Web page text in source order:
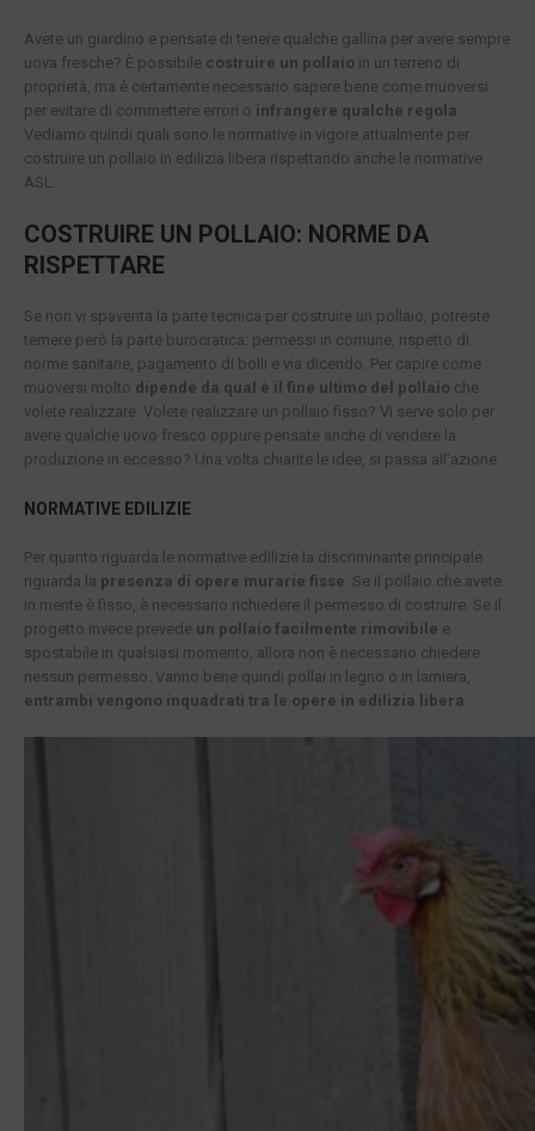
Avete un giardino e pensate di tenere qualche gallina per avere sempre
uova fresche? È possibile costruire un pollaio in un terreno di
proprietà, ma è certamente necessario sapere bene come muoversi
per evitare di commettere errori o infrangere qualche regola.
Vediamo quindi quali sono le normative in vigore attualmente per
costruire un pollaio in edilizia libera rispettando anche le normative
ASL.
COSTRUIRE UN POLLAIO: NORME DA
RISPETTARE
Se non vi spaventa la parte tecnica per costruire un pollaio, potreste
temere però la parte burocratica: permessi in comune, rispetto di
norme sanitarie, pagamento di bolli e via dicendo. Per capire come
muoversi molto dipende da qual è il fine ultimo del pollaio che
volete realizzare. Volete realizzare un pollaio fisso? Vi serve solo per
avere qualche uovo fresco oppure pensate anche di vendere la
produzione in eccesso? Una volta chiarite le idee, si passa all’azione.
NORMATIVE EDILIZIE
Per quanto riguarda le normative edilizie la discriminante principale
riguarda la presenza di opere murarie fisse. Se il pollaio che avete
in mente è fisso, è necessario richiedere il permesso di costruire. Se il
progetto invece prevede un pollaio facilmente rimovibile e
spostabile in qualsiasi momento, allora non è necessario chiedere
nessun permesso. Vanno bene quindi pollai in legno o in lamiera,
entrambi vengono inquadrati tra le opere in edilizia libera.